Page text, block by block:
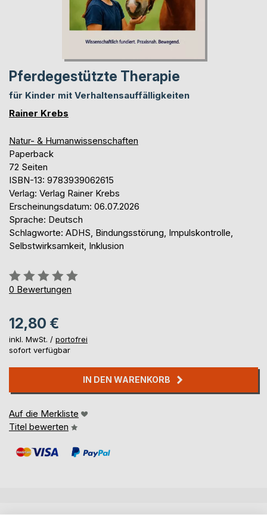
Pferdegestützte Therapie
für Kinder mit Verhaltensauffälligkeiten
Rainer Krebs
Natur- & Humanwissenschaften
Paperback
72 Seiten
ISBN-13: 9783939062615
Verlag: Verlag Rainer Krebs
Erscheinungsdatum: 06.07.2026
Sprache: Deutsch
Schlagworte: ADHS, Bindungsstörung, Impulskontrolle,
Selbstwirksamkeit, Inklusion
Bewertung::
0%
0 Bewertungen
12,80 €
inkl. MwSt. / portofrei
sofort verfügbar
IN DEN WARENKORB
Auf die Merkliste
Titel bewerten